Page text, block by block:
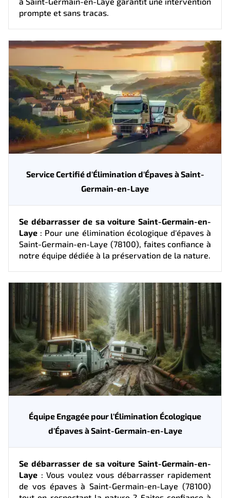
prompte et sans tracas.
Service Certifié d'Élimination d'Épaves à Saint-
Germain-en-Laye
Se débarrasser de sa voiture Saint-Germain-en-
Laye : Pour une élimination écologique d'épaves à
Saint-Germain-en-Laye (78100), faites confiance à
notre équipe dédiée à la préservation de la nature.
Équipe Engagée pour l'Élimination Écologique
d'Épaves à Saint-Germain-en-Laye
Se débarrasser de sa voiture Saint-Germain-en-
Laye : Vous voulez vous débarrasser rapidement
de vos épaves à Saint-Germain-en-Laye (78100)